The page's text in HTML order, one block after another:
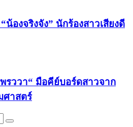
น้องจริงจัง” นักร้องสาวเสียงดี
รววา“ มือคีย์บอร์ดสาวจาก
ศาสตร์